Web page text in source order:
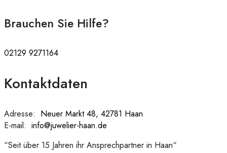
Brauchen Sie Hilfe?
02129 9271164
Kontaktdaten
Adresse: Neuer Markt 48, 42781 Haan
E-mail: info@juwelier-haan.de
“Seit über 15 Jahren ihr Ansprechpartner in Haan“